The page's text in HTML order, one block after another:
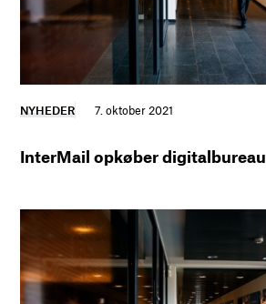
NYHEDER 7. oktober 2021
InterMail opkøber digitalbureau